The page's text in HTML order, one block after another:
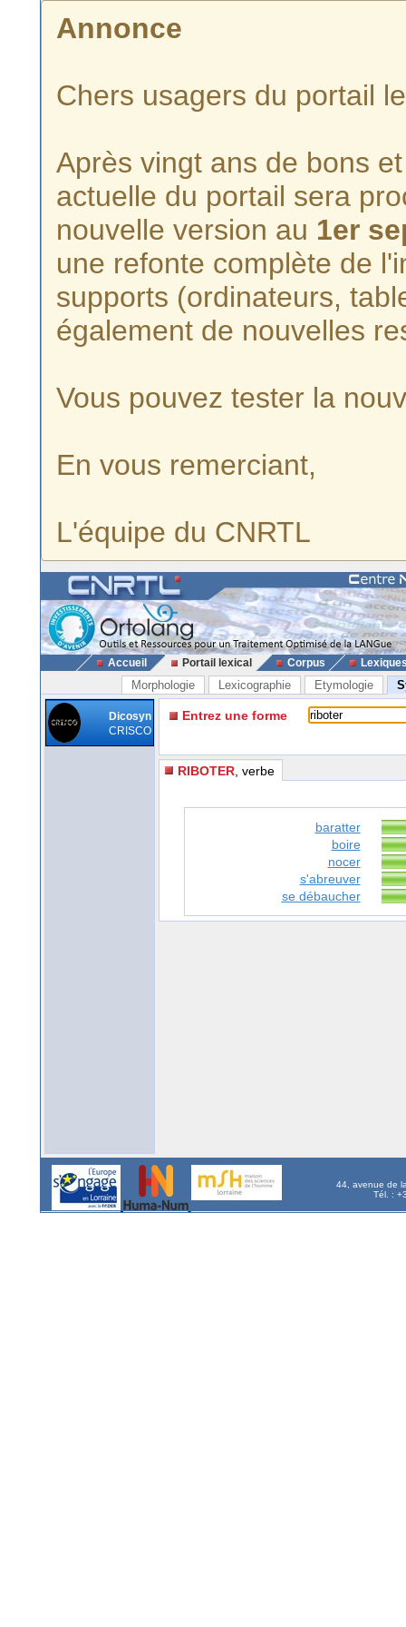
Annonce
Chers usagers du portail
Après vingt ans de bons
actuelle du portail sera
nouvelle version au 1er
une refonte complète de
supports (ordinateurs,
également de nouvelles
Vous pouvez tester la
En vous remerciant,
L'équipe du CNRTL
Accueil Portail lexical Corpus
Morphologie Lexicographie Etymologie
Dicosyn
CRISCO
Entrez une forme
RIBOTER , verbe
baratter
boire
nocer
s'abreuver
se débaucher
44, avenue de
Tél. :